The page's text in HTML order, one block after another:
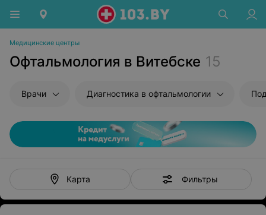
Медицинские центры
Офтальмология в Витебске 15
Врачи Диагностика в офтальмологии
Карта Фильтры